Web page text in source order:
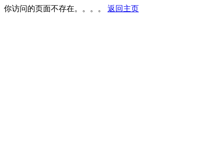
你访问的页面不存在。。。。 返回主页